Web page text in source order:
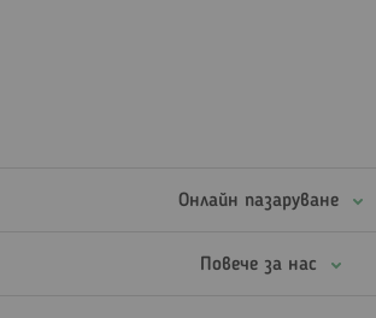
Онлайн пазаруване
Повече за нас